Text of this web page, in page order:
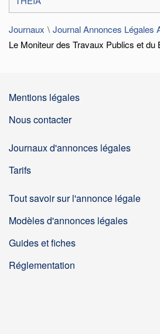
Journaux
Journal Annonces Légales
Le Moniteur des Travaux Publics et du
Mentions légales
Nous contacter
Journaux d'annonces légales
Tarifs
Tout savoir sur l'annonce légale
Modèles d'annonces légales
Guides et fiches
Réglementation